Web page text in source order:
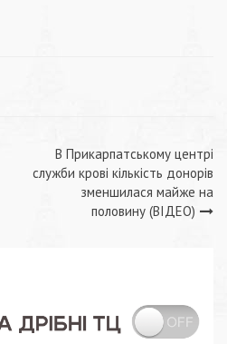
В Прикарпатському центрі
служби крові кількість донорів
зменшилася майже на
половину (ВІДЕО)